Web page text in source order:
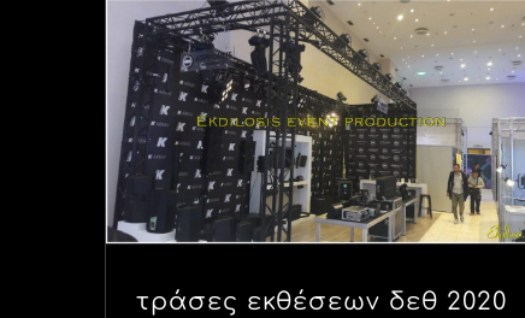
τράσες εκθέσεων δεθ
2020
τράσες εκθέσεων δεθ 2020